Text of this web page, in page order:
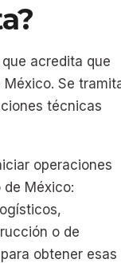
acredita que
Se
técnicas
operaciones
México:
o de
obtener esas